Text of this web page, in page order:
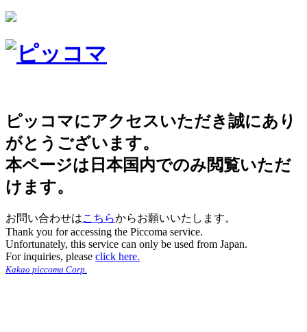
ピッコマにアクセスいただき誠にあり
がとうございます。
本ページは日本国内でのみ閲覧いただ
けます。
お問い合わせはこちらからお願いいたします。
Thank you for accessing the Piccoma service.
Unfortunately, this service can only be used from Japan.
For inquiries, please click here.
Kakao piccoma Corp.